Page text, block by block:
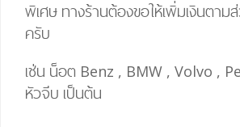
พิเศษ ทางร้านต้องขอให้เพิ่มเงินตาม
ครับ
เช่น น็อต Benz , BMW , Volvo ,
หัวจีบ เป็นต้น